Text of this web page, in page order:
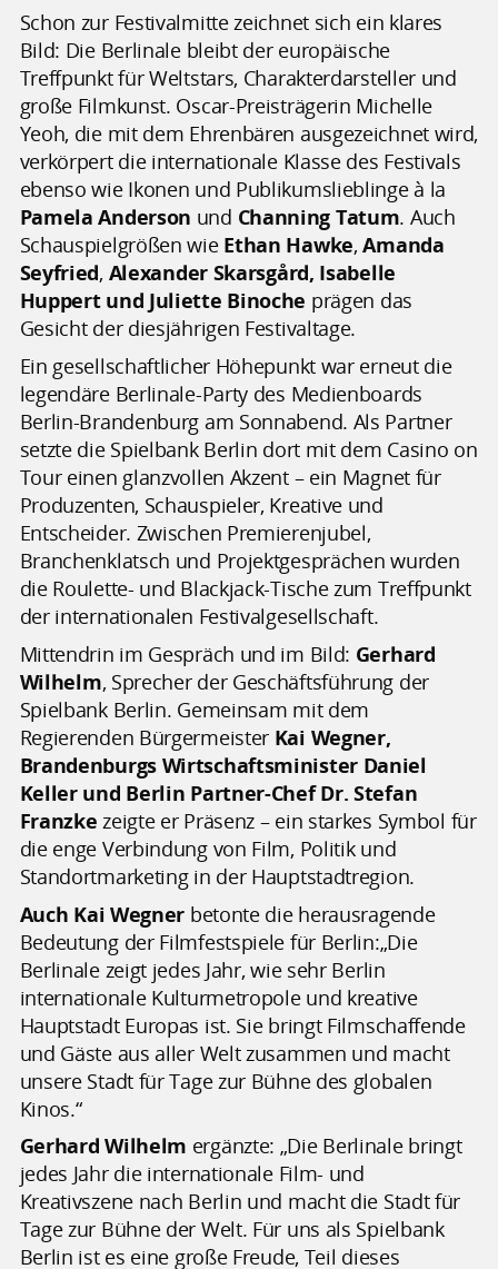
Schon zur Festivalmitte zeichnet sich ein klares
Bild: Die Berlinale bleibt der europäische
Treffpunkt für Weltstars, Charakterdarsteller und
große Filmkunst. Oscar-Preisträgerin Michelle
Yeoh, die mit dem Ehrenbären ausgezeichnet wird,
verkörpert die internationale Klasse des Festivals
ebenso wie Ikonen und Publikumslieblinge à la
Pamela Anderson und Channing Tatum. Auch
Schauspielgrößen wie Ethan Hawke,Amanda
Seyfried, Alexander Skarsgård, Isabelle
Huppert und Juliette Binoche prägen das
Gesicht der diesjährigen Festivaltage.
Ein gesellschaftlicher Höhepunkt war erneut die
legendäre Berlinale-Party des Medienboards
Berlin-Brandenburg am Sonnabend. Als Partner
setzte die Spielbank Berlin dort mit dem Casino on
Tour einen glanzvollen Akzent – ein Magnet für
Produzenten, Schauspieler, Kreative und
Entscheider. Zwischen Premierenjubel,
Branchenklatsch und Projektgesprächen wurden
die Roulette- und Blackjack-Tische zum Treffpunkt
der internationalen Festivalgesellschaft.
Mittendrin im Gespräch und im Bild: Gerhard
Wilhelm, Sprecher der Geschäftsführung der
Spielbank Berlin. Gemeinsam mit dem
Regierenden Bürgermeister Kai Wegner,
Brandenburgs Wirtschaftsminister Daniel
Keller und Berlin Partner-Chef Dr. Stefan
Franzke zeigte er Präsenz – ein starkes Symbol für
die enge Verbindung von Film, Politik und
Standortmarketing in der Hauptstadtregion.
Auch Kai Wegner betonte die herausragende
Bedeutung der Filmfestspiele für Berlin:„Die
Berlinale zeigt jedes Jahr, wie sehr Berlin
internationale Kulturmetropole und kreative
Hauptstadt Europas ist. Sie bringt Filmschaffende
und Gäste aus aller Welt zusammen und macht
unsere Stadt für Tage zur Bühne des globalen
Kinos.“
Gerhard Wilhelm ergänzte: „Die Berlinale bringt
jedes Jahr die internationale Film- und
Kreativszene nach Berlin und macht die Stadt für
Tage zur Bühne der Welt. Für uns als Spielbank
Berlin ist es eine große Freude, Teil dieses